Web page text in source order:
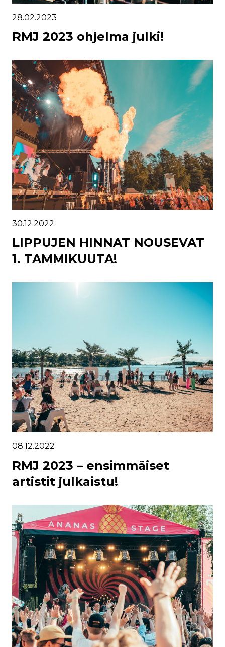
28.02.2023
RMJ 2023 ohjelma julki!
30.12.2022
LIPPUJEN HINNAT NOUSEVAT
1. TAMMIKUUTA!
08.12.2022
RMJ 2023 – ensimmäiset
artistit julkaistu!